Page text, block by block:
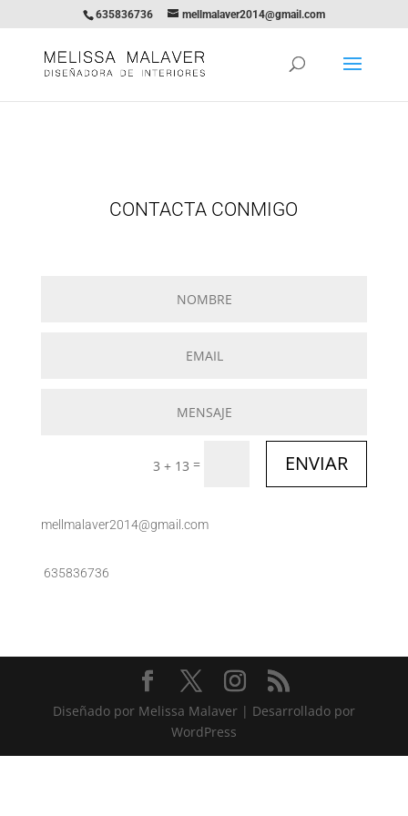
635836736 mellmalaver2014@gmail.com
CONTACTA CONMIGO
3 + 13 = ENVIAR
mellmalaver2014@gmail.com
635836736
Diseñado por Melissa Malaver | Desarrollado por
WordPress